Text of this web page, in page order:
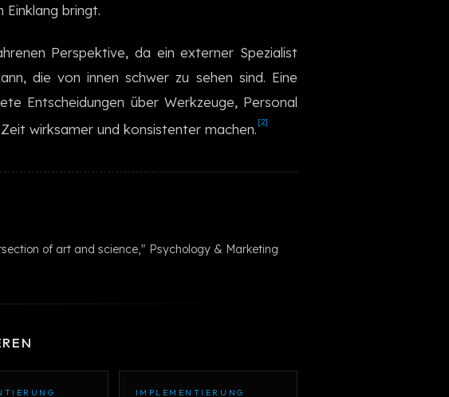
bringt.
Perspektive, da ein externer Spezialist
die von innen schwer zu sehen sind. Eine
Entscheidungen über Werkzeuge, Personal
wirksamer und konsistenter machen. [2]
of art and science," Psychology & Marketing
IMPLEMENTIERUNG